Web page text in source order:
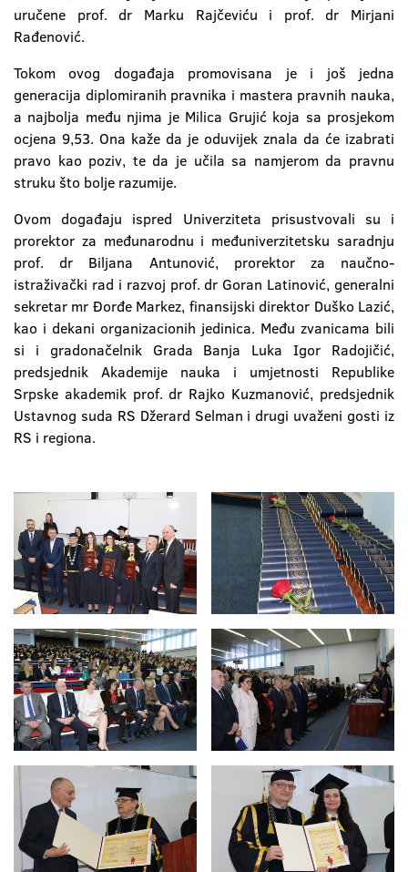
uručene prof. dr Marku Rajčeviću i prof. dr Mirjani
Rađenović.
Tokom ovog događaja promovisana je i još jedna
generacija diplomiranih pravnika i mastera pravnih nauka,
a najbolja među njima je Milica Grujić koja sa prosjekom
ocjena 9,53. Ona kaže da je oduvijek znala da će izabrati
pravo kao poziv, te da je učila sa namjerom da pravnu
struku što bolje razumije.
Ovom događaju ispred Univerziteta prisustvovali su i
prorektor za međunarodnu i međuniverzitetsku saradnju
prof. dr Biljana Antunović, prorektor za naučno-
istraživački rad i razvoj prof. dr Goran Latinović, generalni
sekretar mr Đorđe Markez, finansijski direktor Duško Lazić,
kao i dekani organizacionih jedinica. Među zvanicama bili
si i gradonačelnik Grada Banja Luka Igor Radojičić,
predsjednik Akademije nauka i umjetnosti Republike
Srpske akademik prof. dr Rajko Kuzmanović, predsjednik
Ustavnog suda RS Džerard Selman i drugi uvaženi gosti iz
RS i regiona.